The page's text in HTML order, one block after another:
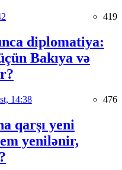
419
diplomatiya:
Bakıya və
14:38 476
qarşı yeni
yenilənir,